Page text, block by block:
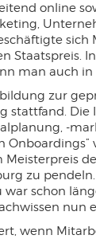
online
Staatspreis.
man auch
zur
stattfand.
-
zu
schon
nun
wenn